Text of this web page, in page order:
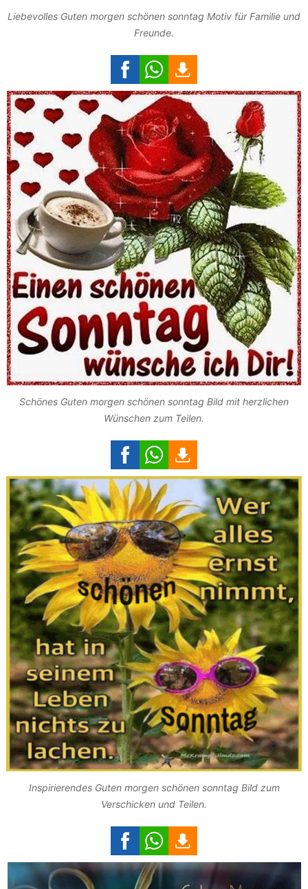
Liebevolles Guten morgen schönen sonntag Motiv für Familie und
Freunde.
Schönes Guten morgen schönen sonntag Bild mit herzlichen
Wünschen zum Teilen.
Inspirierendes Guten morgen schönen sonntag Bild zum
Verschicken und Teilen.